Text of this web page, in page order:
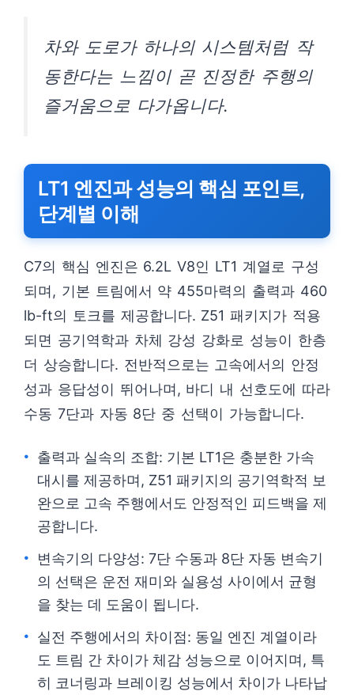
차와 도로가 하나의 시스템처럼 작
동한다는 느낌이 곧 진정한 주행의
즐거움으로 다가옵니다.
LT1 엔진과 성능의 핵심 포인트,
단계별 이해
C7의 핵심 엔진은 6.2L V8인 LT1 계열로 구성
되며, 기본 트림에서 약 455마력의 출력과 460
lb-ft의 토크를 제공합니다. Z51 패키지가 적용
되면 공기역학과 차체 강성 강화로 성능이 한층
더 상승합니다. 전반적으로는 고속에서의 안정
성과 응답성이 뛰어나며, 바디 내 선호도에 따라
수동 7단과 자동 8단 중 선택이 가능합니다.
출력과 실속의 조합: 기본 LT1은 충분한 가속
대시를 제공하며, Z51 패키지의 공기역학적 보
완으로 고속 주행에서도 안정적인 피드백을 제
공합니다.
변속기의 다양성: 7단 수동과 8단 자동 변속기
의 선택은 운전 재미와 실용성 사이에서 균형
을 찾는 데 도움이 됩니다.
실전 주행에서의 차이점: 동일 엔진 계열이라
도 트림 간 차이가 체감 성능으로 이어지며, 특
히 코너링과 브레이킹 성능에서 차이가 나타납